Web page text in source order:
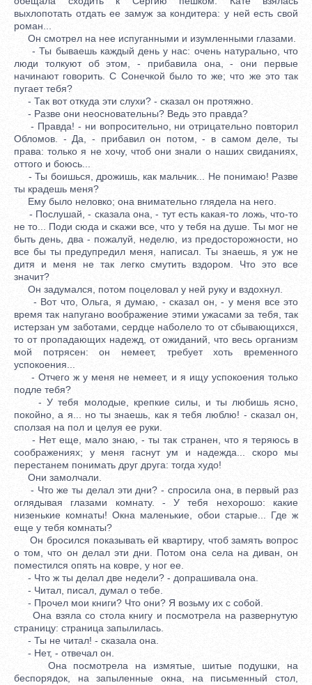
выхлопотать отдать ее замуж за кондитера: у ней есть свой
роман...
Он смотрел на нее испуганными и изумленными глазами.
- Ты бываешь каждый день у нас: очень натурально, что
люди толкуют об этом, - прибавила она, - они первые
начинают говорить. С Сонечкой было то же; что же это так
пугает тебя?
- Так вот откуда эти слухи? - сказал он протяжно.
- Разве они неосновательны? Ведь это правда?
- Правда! - ни вопросительно, ни отрицательно повторил
Обломов. - Да, - прибавил он потом, - в самом деле, ты
права: только я не хочу, чтоб они знали о наших свиданиях,
оттого и боюсь...
- Ты боишься, дрожишь, как мальчик... Не понимаю! Разве
ты крадешь меня?
Ему было неловко; она внимательно глядела на него.
- Послушай, - сказала она, - тут есть какая-то ложь, что-то
не то... Поди сюда и скажи все, что у тебя на душе. Ты мог не
быть день, два - пожалуй, неделю, из предосторожности, но
все бы ты предупредил меня, написал. Ты знаешь, я уж не
дитя и меня не так легко смутить вздором. Что это все
значит?
Он задумался, потом поцеловал у ней руку и вздохнул.
- Вот что, Ольга, я думаю, - сказал он, - у меня все это
время так напугано воображение этими ужасами за тебя, так
истерзан ум заботами, сердце наболело то от сбывающихся,
то от пропадающих надежд, от ожиданий, что весь организм
мой потрясен: он немеет, требует хоть временного
успокоения...
- Отчего ж у меня не немеет, и я ищу успокоения только
подле тебя?
- У тебя молодые, крепкие силы, и ты любишь ясно,
покойно, а я... но ты знаешь, как я тебя люблю! - сказал он,
сползая на пол и целуя ее руки.
- Нет еще, мало знаю, - ты так странен, что я теряюсь в
соображениях; у меня гаснут ум и надежда... скоро мы
перестанем понимать друг друга: тогда худо!
Они замолчали.
- Что же ты делал эти дни? - спросила она, в первый раз
оглядывая глазами комнату. - У тебя нехорошо: какие
низенькие комнаты! Окна маленькие, обои старые... Где ж
еще у тебя комнаты?
Он бросился показывать ей квартиру, чтоб замять вопрос
о том, что он делал эти дни. Потом она села на диван, он
поместился опять на ковре, у ног ее.
- Что ж ты делал две недели? - допрашивала она.
- Читал, писал, думал о тебе.
- Прочел мои книги? Что они? Я возьму их с собой.
Она взяла со стола книгу и посмотрела на развернутую
страницу: страница запылилась.
- Ты не читал! - сказала она.
- Нет, - отвечал он.
Она посмотрела на измятые, шитые подушки, на
беспорядок, на запыленные окна, на письменный стол,